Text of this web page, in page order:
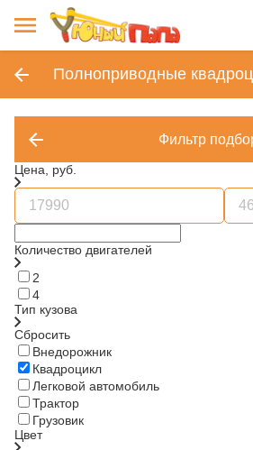
Полноприводные
Фильтр
Цена, руб.
Количество двигателей
2
4
Тип кузова
Сбросить
Внедорожник
Квадроцикл
Легковой автомобиль
Трактор
Грузовик
Цвет